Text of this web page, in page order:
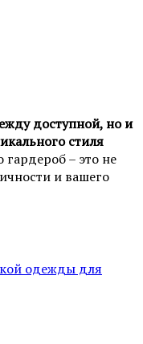
доступной, но и
стиля
гардероб – это не
и вашего